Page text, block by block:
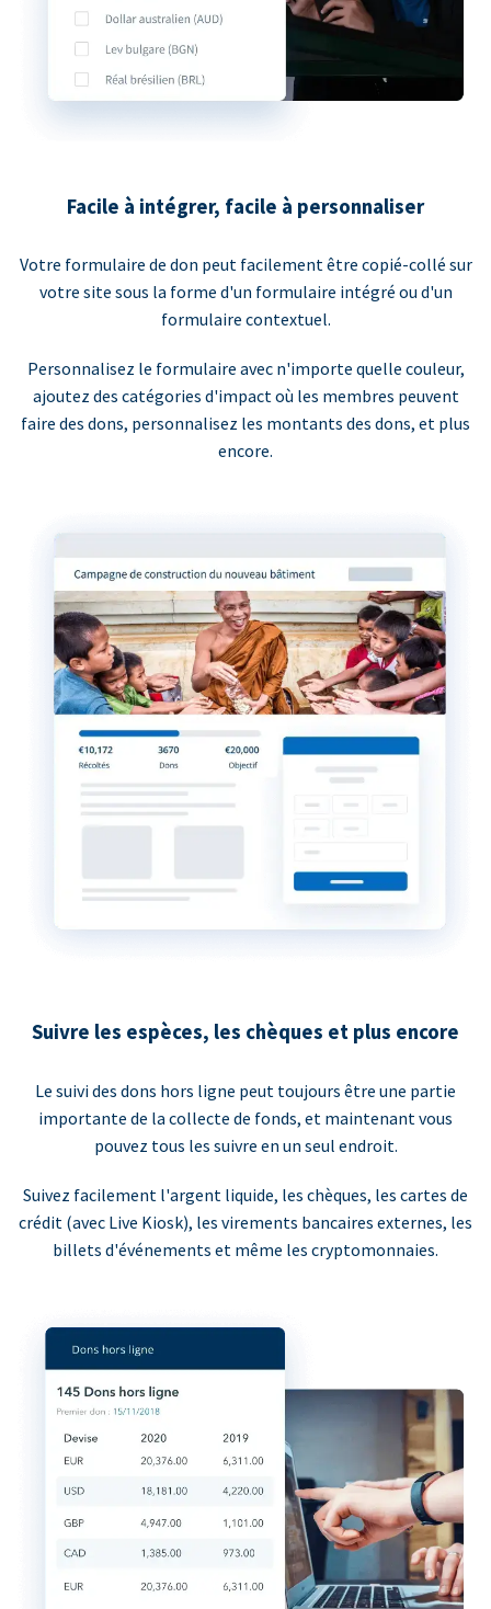
Facile à intégrer, facile à personnaliser
Votre formulaire de don peut facilement être copié-collé sur
votre site sous la forme d'un formulaire intégré ou d'un
formulaire contextuel.
Personnalisez le formulaire avec n'importe quelle couleur,
ajoutez des catégories d'impact où les membres peuvent
faire des dons, personnalisez les montants des dons, et plus
encore.
Suivre les espèces, les chèques et plus encore
Le suivi des dons hors ligne peut toujours être une partie
importante de la collecte de fonds, et maintenant vous
pouvez tous les suivre en un seul endroit.
Suivez facilement l'argent liquide, les chèques, les cartes de
crédit (avec Live Kiosk), les virements bancaires externes, les
billets d'événements et même les cryptomonnaies.